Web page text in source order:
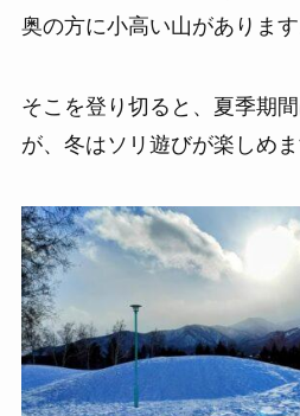
奥の方に小高い山があります
そこを登り切ると、夏季期
が、冬はソリ遊びが楽しめま